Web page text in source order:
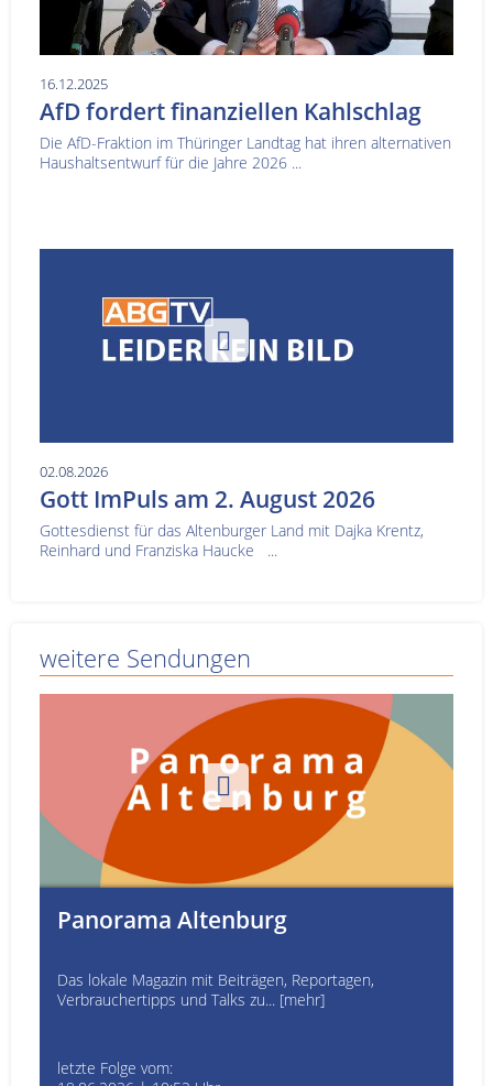
16.12.2025
AfD fordert finanziellen Kahlschlag
Die AfD-Fraktion im Thüringer Landtag hat ihren alternativen
Haushaltsentwurf für die Jahre 2026 ...
02.08.2026
Gott ImPuls am 2. August 2026
Gottesdienst für das Altenburger Land mit Dajka Krentz,
Reinhard und Franziska Haucke ...
weitere Sendungen
Panorama Altenburg
Das lokale Magazin mit Beiträgen, Reportagen,
Verbrauchertipps und Talks zu... [mehr]
letzte Folge vom: